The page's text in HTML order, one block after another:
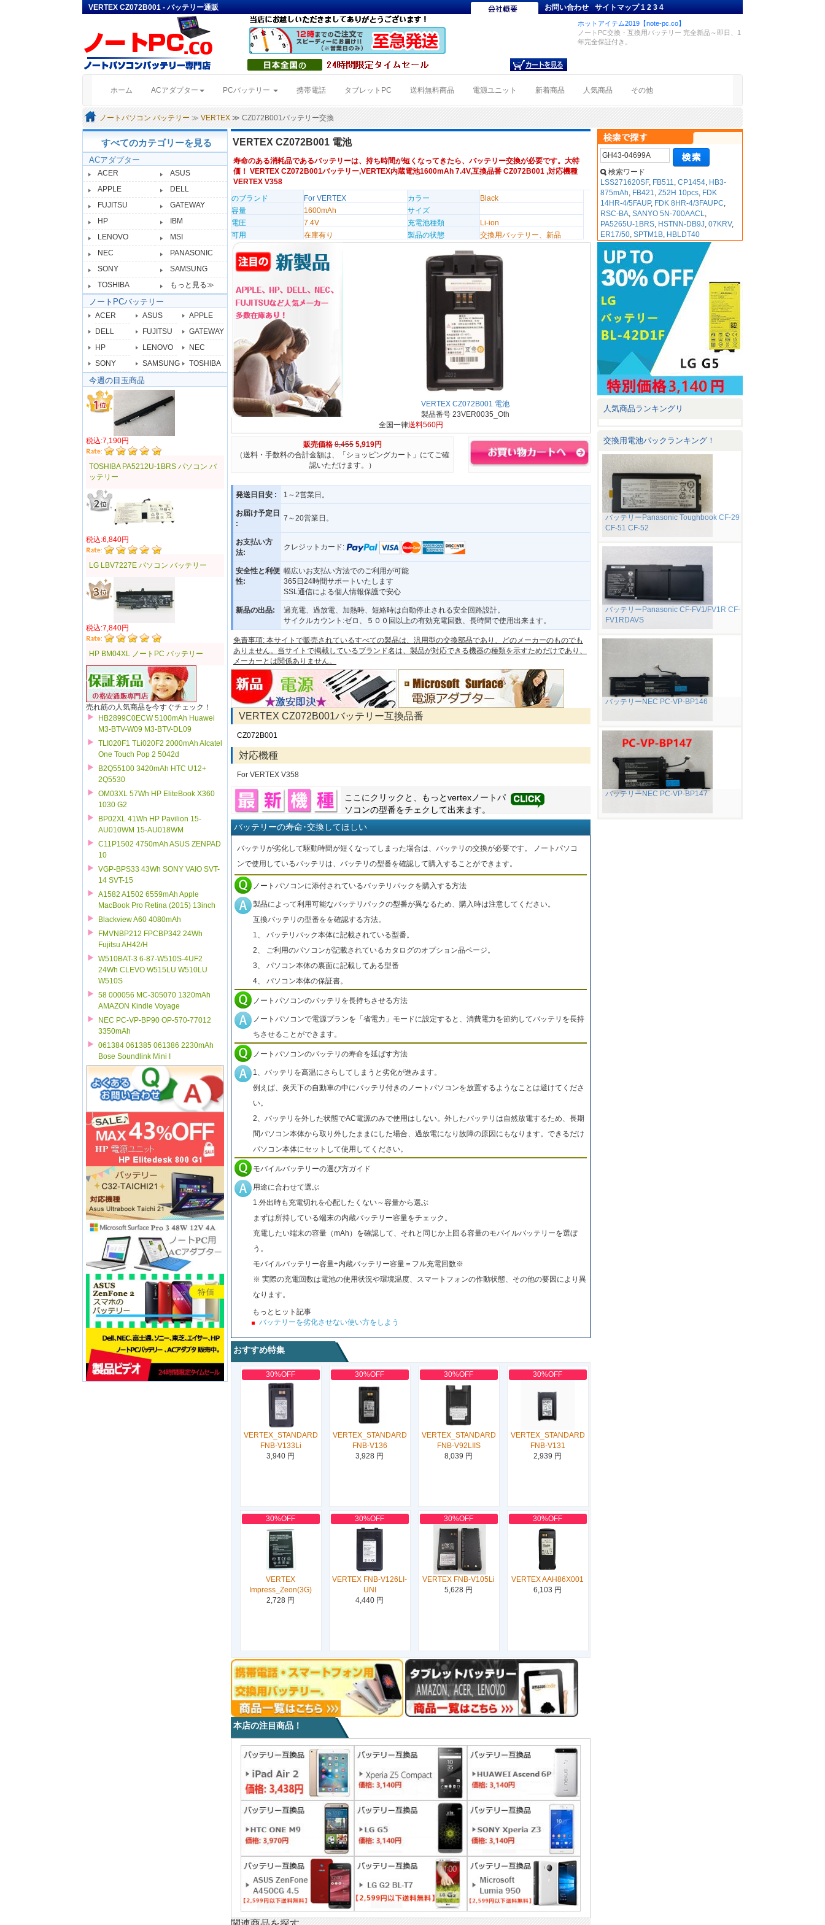
VERTEX CZ072B001 - バッテリー通販 お問い合わせ サイトマップ 1234
ホットアイテム2019【note-pc.co】
ノートPC交換・互換用バッテリー 完全新品～即日、1
年完全保証付き。
ホーム (current)ACアダプター PCバッテリー 携帯電話 タブレットPC 送料無料商品 電源ユニット 新着商品 人気商品 その他
ノートパソコン バッテリー ≫VERTEX ≫ CZ072B001バッテリー交換
すべてのカテゴリーを見る
ACアダプター
ACER
ASUS
APPLE
DELL
FUJITSU
GATEWAY
HP
IBM
LENOVO
MSI
NEC
PANASONIC
SONY
SAMSUNG
TOSHIBA
もっと見る≫
ノートPCバッテリー
ACER ASUS
APPLE
DELL
FUJITSU
GATEWAY
HP
LENOVO
NEC
SONY
SAMSUNG TOSHIBA
今週の目玉商品
税込:7,190円
TOSHIBA PA5212U-1BRS パソコン バ
ッテリー
税込:6,840円
LG LBV7227E パソコン バッテリー
税込:7,840円
HP BM04XL ノートPC バッテリー
売れ筋の人気商品を今すぐチェック！
HB2899C0ECW 5100mAh Huawei
M3-BTV-W09 M3-BTV-DL09
TLI020F1 TLi020F2 2000mAh Alcatel
One Touch Pop 2 5042d
B2Q55100 3420mAh HTC U12+
2Q5530
OM03XL 57Wh HP EliteBook X360
1030 G2
BP02XL 41Wh HP Pavilion 15-
AU010WM 15-AU018WM
C11P1502 4750mAh ASUS ZENPAD
10
VGP-BPS33 43Wh SONY VAIO SVT-
14 SVT-15
A1582 A1502 6559mAh Apple
MacBook Pro Retina (2015) 13inch
Blackview A60 4080mAh
FMVNBP212 FPCBP342 24Wh
Fujitsu AH42/H
W510BAT-3 6-87-W510S-4UF2
24Wh CLEVO W515LU W510LU
W510S
58 000056 MC-305070 1320mAh
AMAZON Kindle Voyage
NEC PC-VP-BP90 OP-570-77012
3350mAh
061384 061385 061386 2230mAh
Bose Soundlink Mini I
VERTEX CZ072B001 電池
寿命のある消耗品であるバッテリーは、持ち時間が短くなってきたら、バッテリー交換が必要です。大特
価！ VERTEX CZ072B001バッテリー,VERTEX内蔵電池1600mAh 7.4V,互換品番 CZ072B001 ,対応機種
VERTEX V358
のブランド
For VERTEX カラー
Black
容量
1600mAh
サイズ
電圧
7.4V 充電池種類
Li-ion
可用
在庫有り 製品の状態 交換用バッテリー、新品
VERTEX CZ072B001 電池
製品番号 23VER0035_Oth
全国一律送料560円
販売価格 8,455 5,919円
（送料・手数料の合計金額は、「ショッピングカート」にてご確
認いただけます。）
発送日目安 : 1～2営業日。
お届け予定日
:
7～20営業日。
お支払い方
法:
クレジットカード:
安全性と利便
性:
幅広いお支払い方法でのご利用が可能
365日24時間サポートいたします
SSL通信による個人情報保護で安心
新品の出品:
過充電、過放電、加熱時、短絡時は自動停止される安全回路設計。
サイクルカウント:ゼロ、５００回以上の有効充電回数、長時間で使用出来ます。
免責事項: 本サイトで販売されているすべての製品は、汎用型の交換部品であり、どのメーカーのものでも
ありません。当サイトで掲載しているブランド名は、製品が対応できる機器の種類を示すためだけであり、
メーカーとは関係ありません。
VERTEX CZ072B001バッテリー互換品番
CZ072B001
対応機種
For VERTEX V358
ここにクリックと、もっとvertexノートパ
ソコンの型番をチェクして出来ます。
バッテリーの寿命･交換してほしい
バッテリが劣化して駆動時間が短くなってしまった場合は、バッテリの交換が必要です。 ノートパソコ
ンで使用しているバッテリは、バッテリの型番を確認して購入することができます。
ノートパソコンに添付されているバッテリパックを購入する方法
製品によって利用可能なバッテリパックの型番が異なるため、購入時は注意してください。
互換バッテリの型番をを確認する方法。
1、 バッテリパック本体に記載されている型番。
2、 ご利用のパソコンが記載されているカタログのオプション品ページ。
3、 パソコン本体の裏面に記載してある型番
4、 パソコン本体の保証書。
ノートパソコンのバッテリを長持ちさせる方法
ノートパソコンで電源プランを「省電力」モードに設定すると、消費電力を節約してバッテリを長持
ちさせることができます。
ノートパソコンのバッテリの寿命を延ばす方法
1、バッテリを高温にさらしてしまうと劣化が進みます。
例えば、炎天下の自動車の中にバッテリ付きのノートパソコンを放置するようなことは避けてくださ
い。
2、バッテリを外した状態でAC電源のみで使用はしない。外したバッテリは自然放電するため、長期
間パソコン本体から取り外したままにした場合、過放電になり故障の原因にもなります。できるだけ
パソコン本体にセットして使用してください。
モバイルバッテリーの選び方ガイド
用途に合わせて選ぶ
1.外出時も充電切れを心配したくない～容量から選ぶ
まずは所持している端末の内蔵バッテリー容量をチェック。
充電したい端末の容量（mAh）を確認して、それと同じか上回る容量のモバイルバッテリーを選ぼ
う。
モバイルバッテリー容量÷内蔵バッテリー容量＝フル充電回数※
※ 実際の充電回数は電池の使用状況や環境温度、スマートフォンの作動状態、その他の要因により異
なります。
もっとヒット記事
バッテリーを劣化させない使い方をしよう
おすすめ特集
30%OFF
VERTEX_STANDARD
FNB-V133Li
3,940 円
30%OFF
VERTEX_STANDARD
FNB-V136
3,928 円
30%OFF
VERTEX_STANDARD
FNB-V92LIIS
8,039 円
30%OFF
VERTEX_STANDARD
FNB-V131
2,939 円
30%OFF
VERTEX
Impress_Zeon(3G)
2,728 円
30%OFF
VERTEX FNB-V126LI-
UNI
4,440 円
30%OFF
VERTEX FNB-V105Li
5,628 円
30%OFF
VERTEX AAH86X001
6,103 円
本店の注目商品！
検索ワード
LSS271620SF, FB511,CP1454, HB3-
875mAh, FB421,Z52H 10pcs, FDK
14HR-4/5FAUP, FDK 8HR-4/3FAUPC,
RSC-BA,SANYO 5N-700AACL,
PA5265U-1BRS, HSTNN-DB9J,07KRV,
ER17/50,SPTM1B, HBLDT40
人気商品ランキングリ
交換用電池パックランキング！
バッテリーPanasonic Toughbook CF-29
CF-51 CF-52
バッテリーPanasonic CF-FV1/FV1R CF-
FV1RDAVS
バッテリーNEC PC-VP-BP146
バッテリーNEC PC-VP-BP147